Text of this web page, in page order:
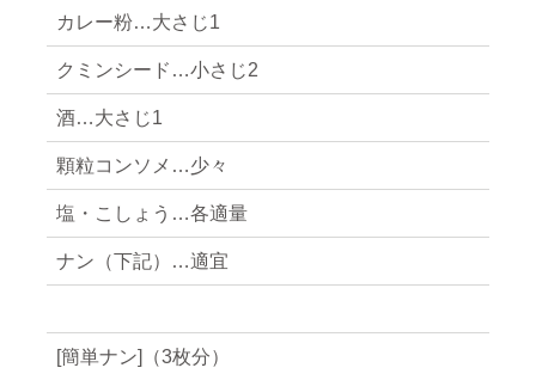
カレー粉…大さじ1
クミンシード…小さじ2
酒…大さじ1
顆粒コンソメ…少々
塩・こしょう…各適量
ナン（下記）…適宜
[簡単ナン]（3枚分）